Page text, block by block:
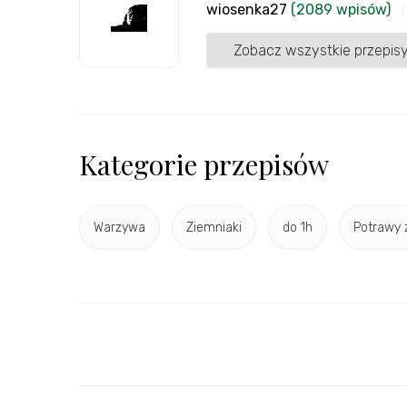
wiosenka27 (2089 wpisów)
Zobacz wszystkie
Kategorie przepisów
Warzywa Ziemniaki do 1h Potrawy